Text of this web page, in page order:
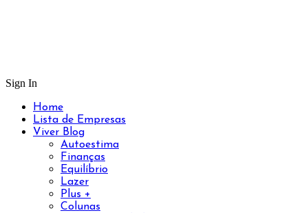
Sign In
Home
Lista de Empresas
Viver Blog
Autoestima
Finanças
Equilíbrio
Lazer
Plus +
Colunas